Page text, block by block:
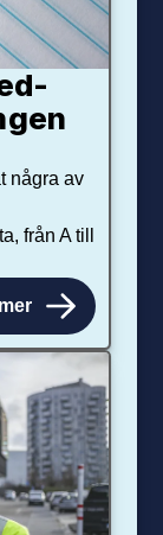
några av
från A till